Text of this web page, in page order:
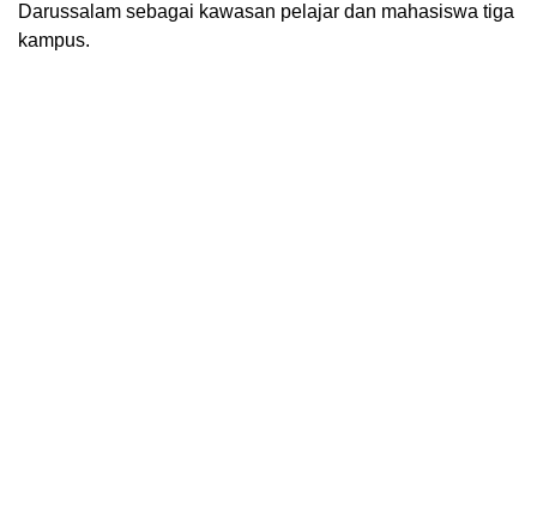
Darussalam sebagai kawasan pelajar dan mahasiswa tiga
kampus.